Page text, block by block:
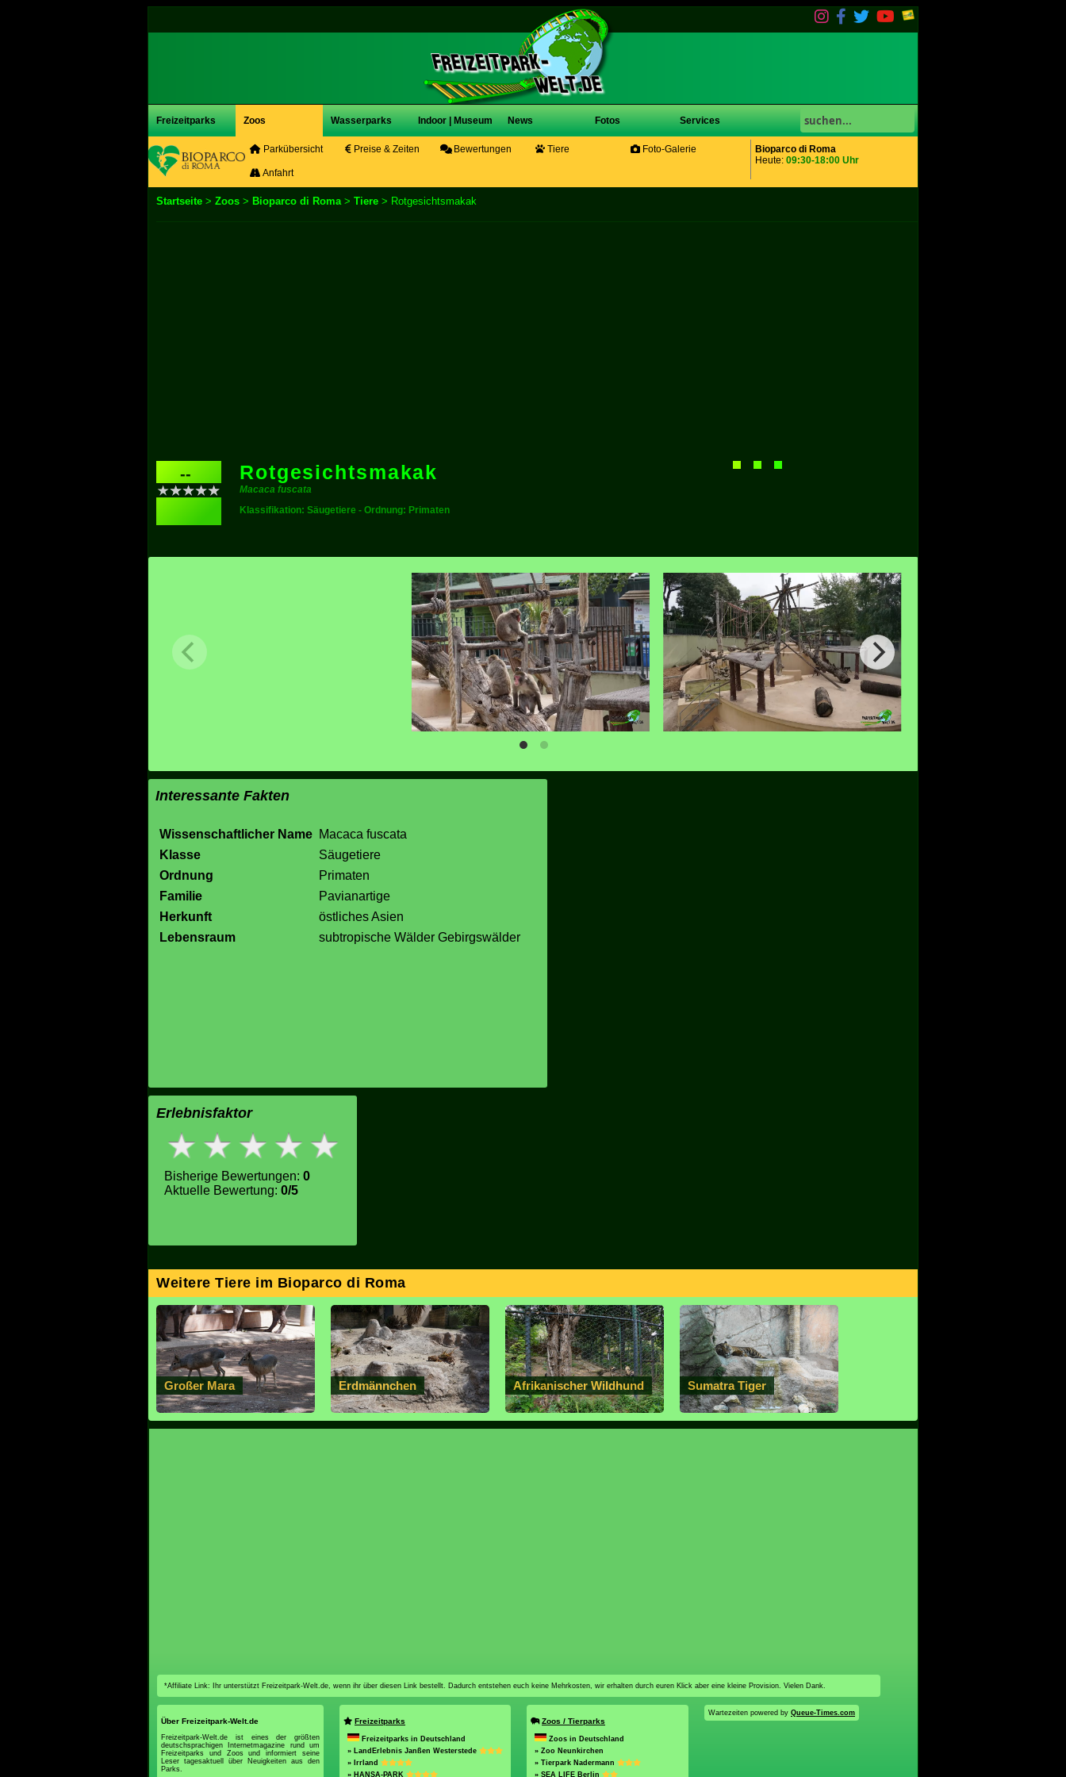
Freizeitparks Zoos Wasserparks Indoor | Museum News Fotos Services
Bioparco di Roma
Heute: 09:30-18:00 Uhr
Parkübersicht Preise & Zeiten Bewertungen Tiere Foto-Galerie
Anfahrt
Startseite > Zoos > Bioparco di Roma> Tiere > Rotgesichtsmakak
-- Rotgesichtsmakak
Macaca fuscata
Klassifikation: Säugetiere - Ordnung: Primaten
Interessante Fakten
Wissenschaftlicher Name Macaca fuscata
Klasse
Säugetiere
Ordnung
Primaten
Familie
Pavianartige
Herkunft
östliches Asien
Lebensraum
subtropische Wälder Gebirgswälder
Erlebnisfaktor
Bisherige Bewertungen: 0
Aktuelle Bewertung: 0/5
Weitere Tiere im Bioparco di Roma
Großer Mara Erdmännchen Afrikanischer Wildhund Sumatra Tiger
*Affiliate Link: Ihr unterstützt Freizeitpark-Welt.de, wenn ihr über diesen Link bestellt. Dadurch entstehen euch keine Mehrkosten, wir erhalten durch euren Klick aber eine kleine Provision. Vielen Dank.
Über Freizeitpark-Welt.de
Freizeitpark-Welt.de ist eines der größten
deutschsprachigen Internetmagazine rund um
Freizeitparks und Zoos und informiert seine
Leser tagesaktuell über Neuigkeiten aus den
Parks.
Freizeitparks
Freizeitparks in Deutschland
» LandErlebnis Janßen Westerstede
» Irrland
» HANSA-PARK
Zoos / Tierparks
Zoos in Deutschland
» Zoo Neunkirchen
» Tierpark Nadermann
» SEA LIFE Berlin
Wartezeiten powered by Queue-Times.com